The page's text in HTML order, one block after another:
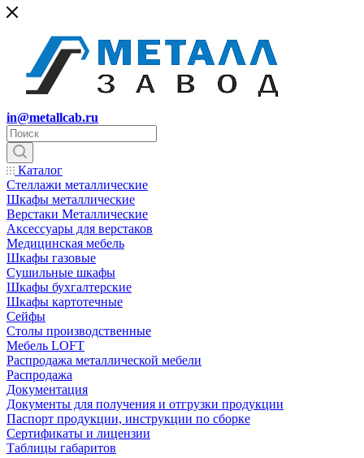
in@metallcab.ru
Каталог
Стеллажи металлические
Шкафы металлические
Верстаки Металлические
Аксессуары для верстаков
Медицинская мебель
Шкафы газовые
Сушильные шкафы
Шкафы бухгалтерские
Шкафы картотечные
Сейфы
Столы производственные
Мебель LOFT
Распродажа металлической мебели
Распродажа
Документация
Документы для получения и отгрузки продукции
Паспорт продукции, инструкции по сборке
Сертификаты и лицензии
Таблицы габаритов